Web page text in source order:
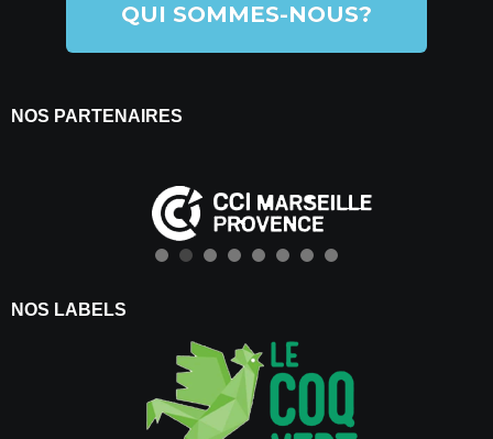
QUI SOMMES-NOUS?
NOS PARTENAIRES
NOS LABELS